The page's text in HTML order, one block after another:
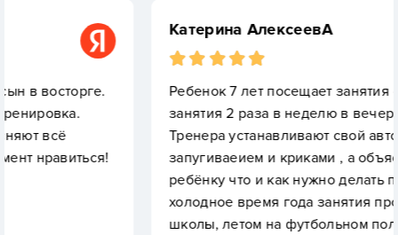
Катерина АлексеевА
Ребенок 7 лет посещает занятия футболом,
занятия 2 раза в неделю в вечернее время.
Тренера устанавливают свой авторитет не
запугиваеием и криками , а объяснением
ребёнку что и как нужно делать правильно! В
холодное время года занятия проходят в
школы, летом на футбольном поле. Ходим с